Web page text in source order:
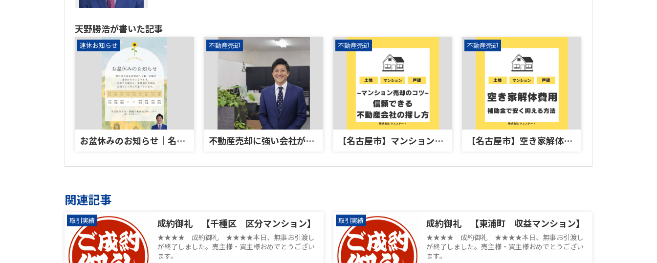
天野勝浩が書いた記事
連休お知らせ
お盆休みのお知らせ｜名古屋の空き家・相続不動産について家族で話してみませんか？
不動産売却
不動産売却に強い会社がおすすめの人気エリア！庄内通駅周辺が魅力的な理由とは？
不動産売却
【名古屋市】マンション売却のコツ！信頼できる不動産会社の探し方を解説
不動産売却
【名古屋市】空き家解体費用は補助金で安く抑える方法は？名古屋空き家相続不動産売却センターへ無料相談のすすめ
関連記事
取引実績 成約御礼 【千種区 区分マンション】
★★★★ 成約御礼 ★★★★本日、無事お引渡し
が終了しました。売主様・買主様おめでとうござい
ます。
取引実績 成約御礼 【東浦町 収益マンション】
★★★★ 成約御礼 ★★★★本日、無事お引渡し
が終了しました。売主様・買主様おめでとうござい
ます。